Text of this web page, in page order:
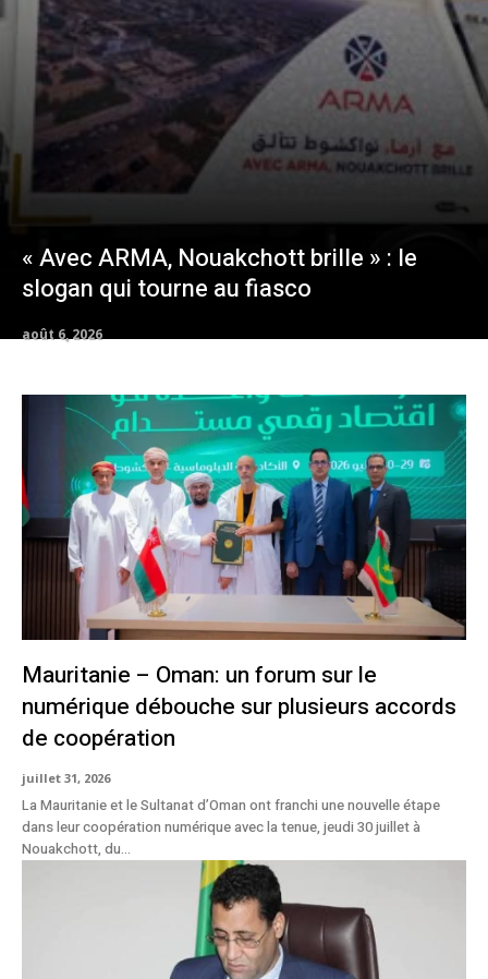
« Avec ARMA, Nouakchott brille » : le
slogan qui tourne au fiasco
août 6, 2026
Mauritanie – Oman: un forum sur le
numérique débouche sur plusieurs accords
de coopération
juillet 31, 2026
La Mauritanie et le Sultanat d’Oman ont franchi une nouvelle étape
dans leur coopération numérique avec la tenue, jeudi 30 juillet à
Nouakchott, du...